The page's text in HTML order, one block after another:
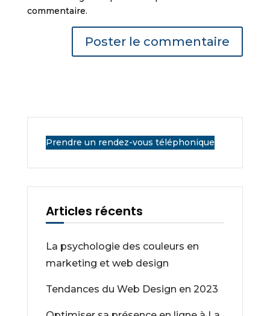
commentaire.
Prendre un rendez-vous téléphonique
Articles récents
La psychologie des couleurs en
marketing et web design
Tendances du Web Design en 2023